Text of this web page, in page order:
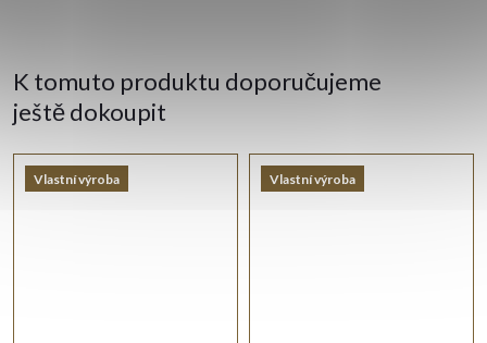
K tomuto produktu doporučujeme
ještě dokoupit
Vlastní výroba Vlastní výroba